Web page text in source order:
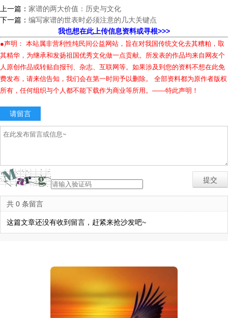
上一篇： 家谱的两大价值：历史与文化
下一篇： 编写家谱的世表时必须注意的几大关键点
我也想在此上传信息资料或寻根>>>
●声明： 本站属非营利性纯民间公益网站，旨在对我国传统文化去其糟粕，取
其精华，为继承和发扬祖国优秀文化做一点贡献。所发表的作品均来自网友个
人原创作品或转贴自报刊、杂志、互联网等。如果涉及到您的资料不想在此免
费发布，请来信告知，我们会在第一时间予以删除。 全部资料都为原作者版权
所有，任何组织与个人都不能下载作为商业等所用。——特此声明！
请留言
共 0 条留言
这篇文章还没有收到留言，赶紧来抢沙发吧~